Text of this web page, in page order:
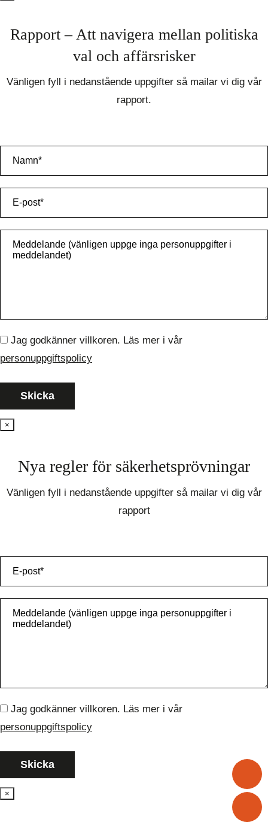
Rapport – Att navigera mellan politiska
val och affärsrisker
Vänligen fyll i nedanstående uppgifter så mailar vi dig vår
rapport.
Jag godkänner villkoren. Läs mer i vår
personuppgiftspolicy
×
Nya regler för säkerhetsprövningar
Vänligen fyll i nedanstående uppgifter så mailar vi dig vår
rapport
Jag godkänner villkoren. Läs mer i vår
personuppgiftspolicy
×